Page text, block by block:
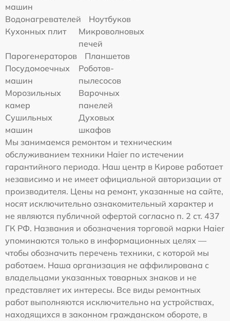
машин
Водонагревателей
Ноутбуков
Кухонных плит
Микроволновых
печей
Парогенераторов
Планшетов
Посудомоечных
машин
Роботов-
пылесосов
Морозильных
камер
Варочных
панелей
Сушильных
машин
Духовых
шкафов
Мы занимаемся ремонтом и техническим
обслуживанием техники Haier по истечении
гарантийного периода. Наш центр в Кирове работает
независимо и не имеет официальной авторизации от
производителя. Цены на ремонт, указанные на сайте,
носят исключительно ознакомительный характер и
не являются публичной офертой согласно п. 2 ст. 437
ГК РФ. Названия и обозначения торговой марки Haier
упоминаются только в информационных целях —
чтобы обозначить перечень техники, с которой мы
работаем. Наша организация не аффилирована с
владельцами указанных товарных знаков и не
представляет их интересы. Все виды ремонтных
работ выполняются исключительно на устройствах,
находящихся в законном гражданском обороте, в